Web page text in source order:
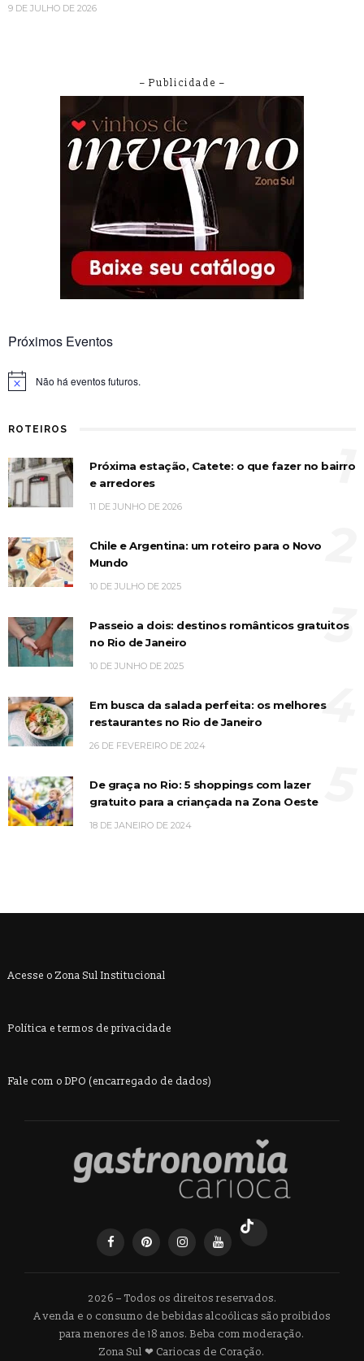
9 DE JULHO DE 2026
– Publicidade –
Próximos Eventos
Notice Não há eventos futuros.
ROTEIROS
Próxima estação, Catete: o que fazer no bairro
e arredores
11 DE JUNHO DE 2026
1
Chile e Argentina: um roteiro para o Novo
Mundo
10 DE JULHO DE 2025
Passeio a dois: destinos românticos gratuitos
no Rio de Janeiro
10 DE JUNHO DE 2025
3
Em busca da salada perfeita: os melhores
restaurantes no Rio de Janeiro
26 DE FEVEREIRO DE 2024
4
De graça no Rio: 5 shoppings com lazer
gratuito para a criançada na Zona Oeste
18 DE JANEIRO DE 2024
Acesse o Zona Sul Institucional
Política e termos de privacidade
Fale com o DPO (encarregado de dados)
2026 – Todos os direitos reservados.
A venda e o consumo de bebidas alcoólicas são proibidos
para menores de 18 anos. Beba com moderação.
Zona Sul ❤ Cariocas de Coração.